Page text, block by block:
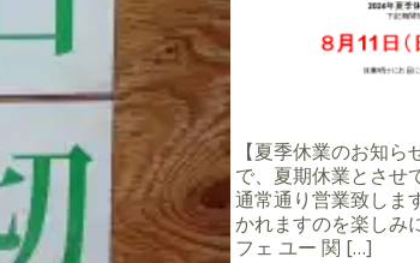
【夏季休業のお知
で、夏期休業とさせ
通常通り営業致しま
かれますのを楽しみ
フェ ユー 関 […]